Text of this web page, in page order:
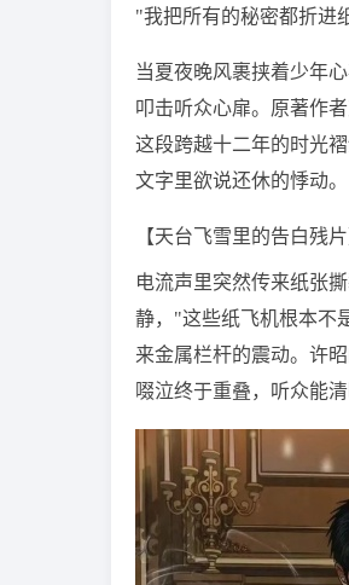
"我把所有的秘密都折进
当夏夜晚风裹挟着少年
叩击听众心扉。原著作
这段跨越十二年的时光
文字里欲说还休的悸动。
【天台飞雪里的告白残片
电流声里突然传来纸张
静，"这些纸飞机根本不
来金属栏杆的震动。许
啜泣终于重叠，听众能